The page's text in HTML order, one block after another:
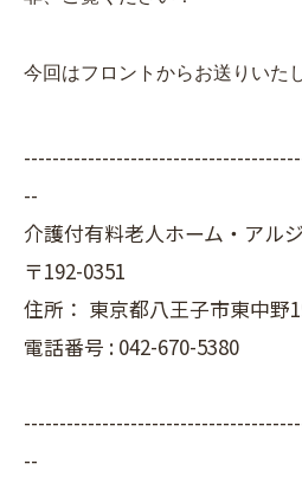
今回はフロントからお送りいた
--
介護付有料老人ホーム・アル
〒192-0351
住所： 東京都八王子市東中野
電話番号 : 042-670-5380
--